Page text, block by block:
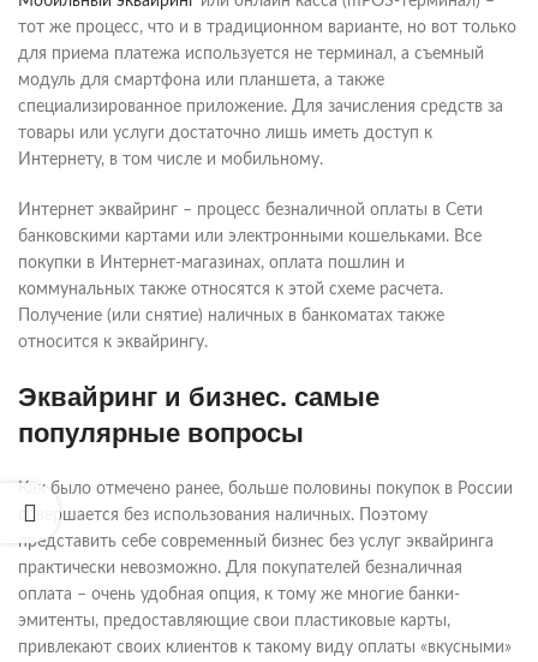
тот же процесс, что и в традиционном варианте, но вот только
для приема платежа используется не терминал, а съемный
модуль для смартфона или планшета, а также
специализированное приложение. Для зачисления средств за
товары или услуги достаточно лишь иметь доступ к
Интернету, в том числе и мобильному.
Интернет эквайринг – процесс безналичной оплаты в Сети
банковскими картами или электронными кошельками. Все
покупки в Интернет-магазинах, оплата пошлин и
коммунальных также относятся к этой схеме расчета.
Получение (или снятие) наличных в банкоматах также
относится к эквайрингу.
Эквайринг и бизнес. самые
популярные вопросы
Как было отмечено ранее, больше половины покупок в России
совершается без использования наличных. Поэтому
представить себе современный бизнес без услуг эквайринга
практически невозможно. Для покупателей безналичная
оплата – очень удобная опция, к тому же многие банки-
эмитенты, предоставляющие свои пластиковые карты,
привлекают своих клиентов к такому виду оплаты «вкусными»